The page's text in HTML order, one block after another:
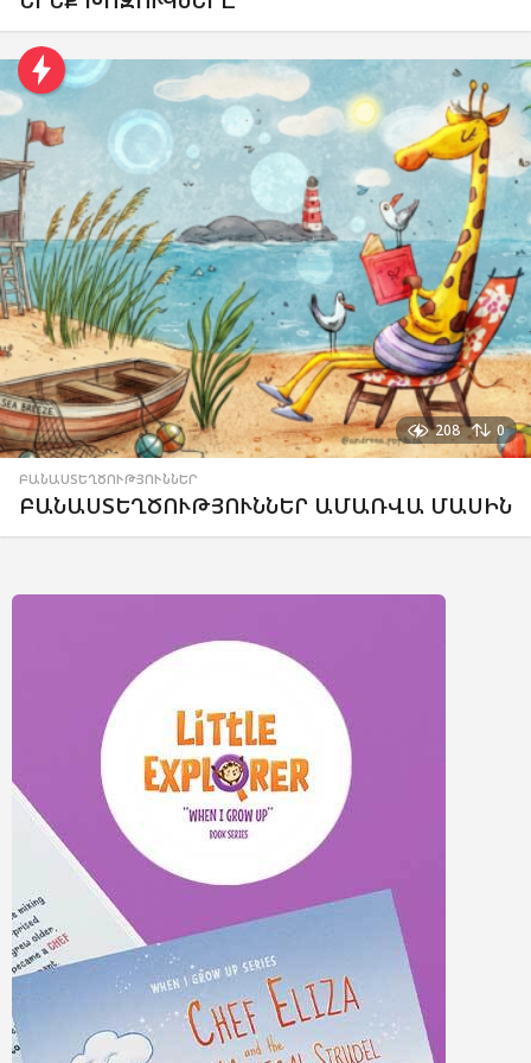
208 0
ԲԱՆԱՍՏԵՂԾՈՒԹՅՈՒՆՆԵՐ
ԲԱՆԱՍՏԵՂԾՈՒԹՅՈՒՆՆԵՐ ԱՄԱՌՎԱ ՄԱՍԻՆ